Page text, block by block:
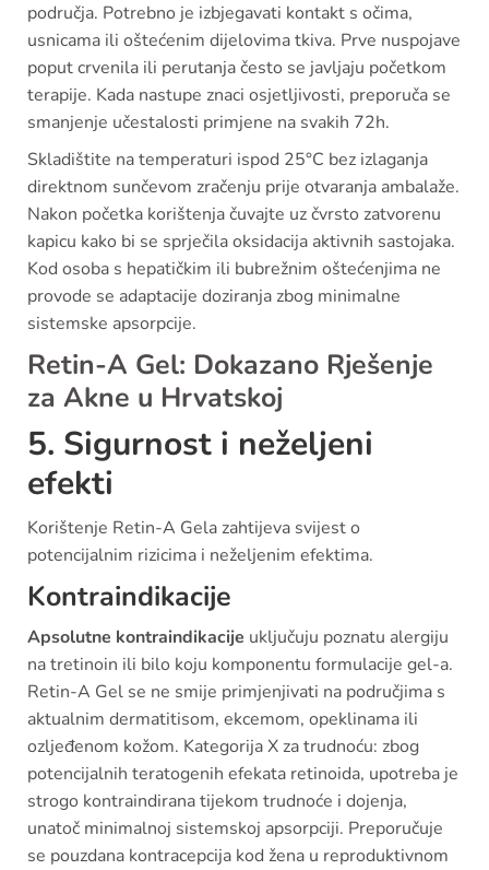
područja. Potrebno je izbjegavati kontakt s očima,
usnicama ili oštećenim dijelovima tkiva. Prve nuspojave
poput crvenila ili perutanja često se javljaju početkom
terapije. Kada nastupe znaci osjetljivosti, preporuča se
smanjenje učestalosti primjene na svakih 72h.
Skladištite na temperaturi ispod 25°C bez izlaganja
direktnom sunčevom zračenju prije otvaranja ambalaže.
Nakon početka korištenja čuvajte uz čvrsto zatvorenu
kapicu kako bi se sprječila oksidacija aktivnih sastojaka.
Kod osoba s hepatičkim ili bubrežnim oštećenjima ne
provode se adaptacije doziranja zbog minimalne
sistemske apsorpcije.
Retin-A Gel: Dokazano Rješenje
za Akne u Hrvatskoj
5. Sigurnost i neželjeni
efekti
Korištenje Retin-A Gela zahtijeva svijest o
potencijalnim rizicima i neželjenim efektima.
Kontraindikacije
Apsolutne kontraindikacije uključuju poznatu alergiju
na tretinoin ili bilo koju komponentu formulacije gel-a.
Retin-A Gel se ne smije primjenjivati na područjima s
aktualnim dermatitisom, ekcemom, opeklinama ili
ozljeđenom kožom. Kategorija X za trudnoću: zbog
potencijalnih teratogenih efekata retinoida, upotreba je
strogo kontraindirana tijekom trudnoće i dojenja,
unatoč minimalnoj sistemskoj apsorpciji. Preporučuje
se pouzdana kontracepcija kod žena u reproduktivnom